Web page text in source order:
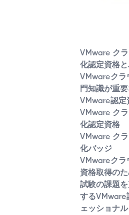
VMware ク
化認定資格
VMwareクラ
門知識が重
VMware認定
VMware ク
化認定資格
VMware ク
化バッジ
VMwareクラ
資格取得の
試験の課題
するVMware
ェッショナ